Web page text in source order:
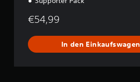
€54,99
In den Einkaufswagen